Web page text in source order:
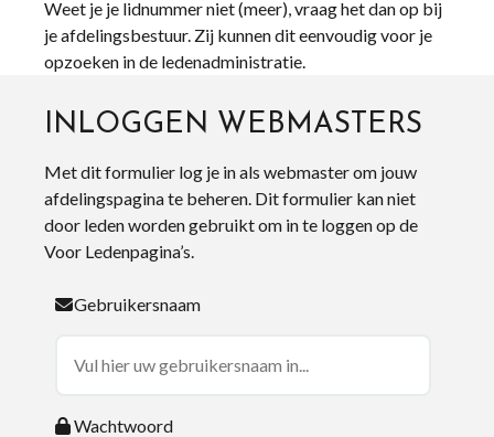
Weet je je lidnummer niet (meer), vraag het dan op bij
je afdelingsbestuur. Zij kunnen dit eenvoudig voor je
opzoeken in de ledenadministratie.
INLOGGEN WEBMASTERS
Met dit formulier log je in als webmaster om jouw
afdelingspagina te beheren. Dit formulier kan niet
door leden worden gebruikt om in te loggen op de
Voor Ledenpagina’s.
Gebruikersnaam
Wachtwoord